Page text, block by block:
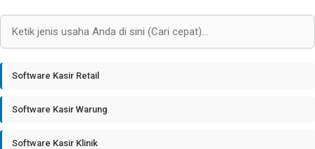
Software Kasir Retail
Software Kasir Warung
Software Kasir Klinik